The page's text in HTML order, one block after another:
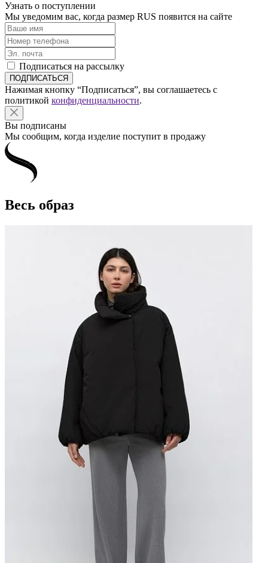
Узнать о поступлении
Мы уведомим вас, когда размер RUS появится на сайте
Подписаться на рассылку
Нажимая кнопку “Подписаться”, вы соглашаетесь с
политикой конфиденциальности.
Вы подписаны
Мы сообщим, когда изделие поступит в продажу
Весь образ